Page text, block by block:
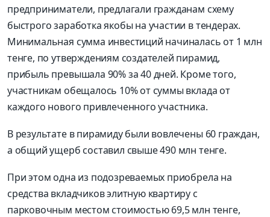
предприниматели, предлагали гражданам схему
быстрого заработка якобы на участии в тендерах.
Минимальная сумма инвестиций начиналась от 1 млн
тенге, по утверждениям создателей пирамид,
прибыль превышала 90% за 40 дней. Кроме того,
участникам обещалось 10% от суммы вклада от
каждого нового привлеченного участника.
В результате в пирамиду были вовлечены 60 граждан,
а общий ущерб составил свыше 490 млн тенге.
При этом одна из подозреваемых приобрела на
средства вкладчиков элитную квартиру с
парковочным местом стоимостью 69,5 млн тенге,